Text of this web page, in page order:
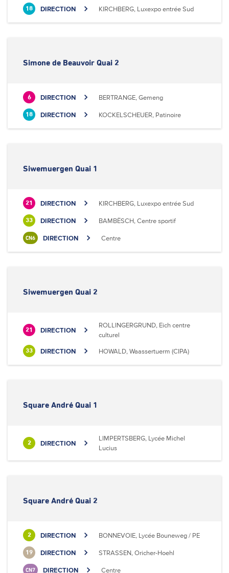
18 DIRECTION KIRCHBERG, Luxexpo entrée Sud
Simone de Beauvoir Quai 2
6 DIRECTION BERTRANGE, Gemeng
18 DIRECTION KOCKELSCHEUER, Patinoire
Siwemuergen Quai 1
21 DIRECTION KIRCHBERG, Luxexpo entrée Sud
33 DIRECTION BAMBËSCH, Centre sportif
CN6 DIRECTION Centre
Siwemuergen Quai 2
21 DIRECTION
ROLLINGERGRUND, Eich centre
culturel
33 DIRECTION HOWALD, Waassertuerm (CIPA)
Square André Quai 1
2 DIRECTION
LIMPERTSBERG, Lycée Michel
Lucius
Square André Quai 2
2 DIRECTION BONNEVOIE, Lycée Bouneweg / PE
19 DIRECTION STRASSEN, Oricher-Hoehl
CN7 DIRECTION Centre